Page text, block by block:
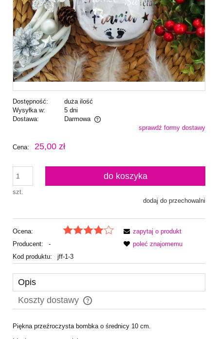
Dostępność:
duża ilość
Wysyłka w:
5 dni
Dostawa:
Darmowa
Cena nie zawiera ewentualnych kosztów płatnościsprawdź formy dostawy
Cena: 25,00 zł
szt.
do koszyka
dodaj do przechowalni
Ocena:
Producent:
-
Kod produktu:
jff-1-3
zapytaj o produkt
poleć znajomemu
Opis
Koszty dostawy
Cena nie zawiera ewentualnych kosztów płatności
Piękna przeźroczysta bombka o średnicy 10 cm.